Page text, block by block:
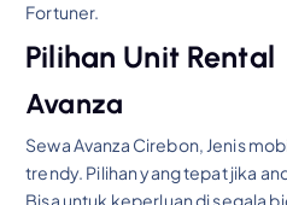
Fortuner.
Pilihan Unit Rental
Avanza
Sewa Avanza Cirebon, Jenis
trendy. Pilihan yang tepat jika
Bisa untuk keperluan di segala